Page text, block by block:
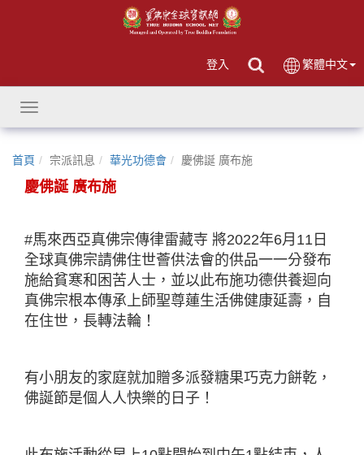
登入 繁體中文
Toggle
navigation
首頁 宗派訊息 華光功德會 慶佛誕 廣布施
慶佛誕 廣布施
#馬來西亞真佛宗傳律雷藏寺 將2022年6月11日
全球真佛宗請佛住世薈供法會的供品一一分發布
施給貧寒和困苦人士，並以此布施功德供養迴向
真佛宗根本傳承上師聖尊蓮生活佛健康延壽，自
在住世，長轉法輪！
有小朋友的家庭就加贈多派發糖果巧克力餅乾，
佛誕節是個人人快樂的日子！